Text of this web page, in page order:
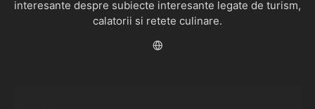
interesante despre subiecte interesante legate de turism,
calatorii si retete culinare.